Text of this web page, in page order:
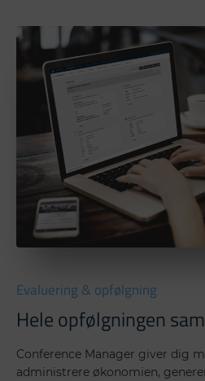
Evaluering & opfølgning
Hele opfølgningen
Conference Manager giver dig
administrere økonomien,